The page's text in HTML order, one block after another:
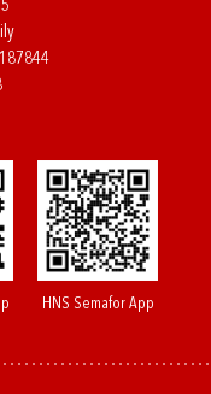
HNS Semafor App